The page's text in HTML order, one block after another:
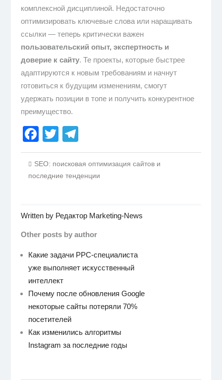
комплексной дисциплиной. Недостаточно
оптимизировать ключевые слова или наращивать
ссылки — теперь критически важен
пользовательский опыт, экспертность и
доверие к сайту. Те проекты, которые быстрее
адаптируются к новым требованиям и начнут
готовиться к будущим изменениям, смогут
удержать позиции в топе и получить конкурентное
преимущество.
Facebook
Twitter
SEO: поисковая оптимизация сайтов и
последние тенденции
Written by Редактор Marketing-News
Other posts by author
Какие задачи PPC-специалиста
уже выполняет искусственный
интеллект
Почему после обновления Google
некоторые сайты потеряли 70%
посетителей
Как изменились алгоритмы
Instagram за последние годы